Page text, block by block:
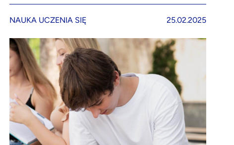
NAUKA UCZENIA SIĘ 25.02.2025